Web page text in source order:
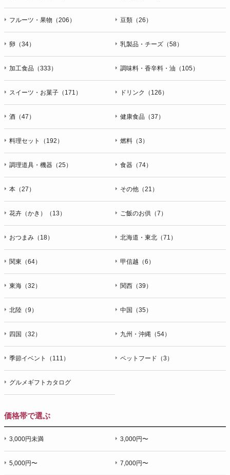
フルーツ・果物（206） 豆類（26）
卵（34） 乳製品・チーズ（58）
加工食品（333） 調味料・香辛料・油（105）
スイーツ・お菓子（171） ドリンク（126）
酒（47） 健康食品（37）
料理セット（192） 燃料（3）
調理道具・機器（25） 食器（74）
本（27） その他（21）
花卉（かき）（13） ご飯のお供（7）
おつまみ（18） 北海道・東北（71）
関東（64） 甲信越（6）
東海（32） 関西（39）
北陸（9） 中国（35）
四国（32） 九州・沖縄（54）
季節イベント（111） ペットフード（3）
グルメギフトカタログ
価格帯で選ぶ
3,000円未満 3,000円〜
5,000円〜 7,000円〜